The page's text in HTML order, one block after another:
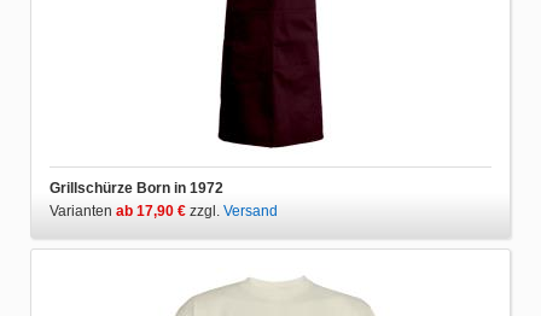
Grillschürze Born in 1972
Varianten ab 17,90 € zzgl. Versand